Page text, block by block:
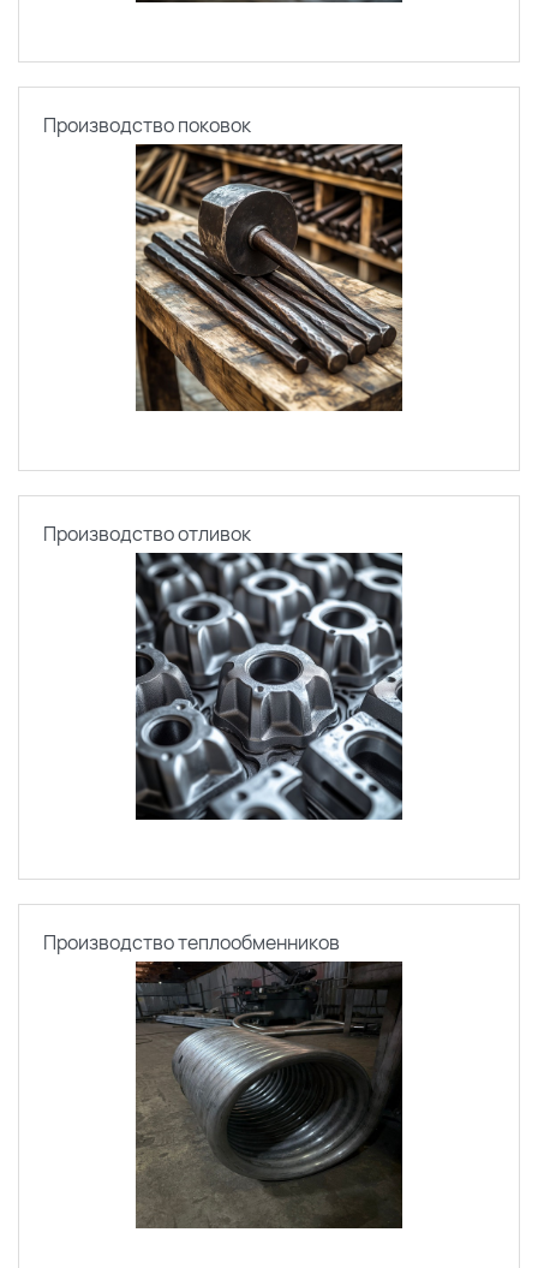
Производство поковок
Производство отливок
Производство теплообменников